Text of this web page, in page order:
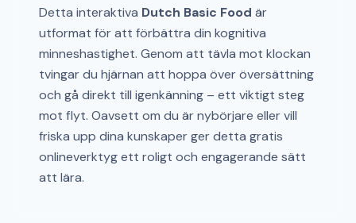
Detta interaktiva Dutch Basic Food är
utformat för att förbättra din kognitiva
minneshastighet. Genom att tävla mot klockan
tvingar du hjärnan att hoppa över översättning
och gå direkt till igenkänning – ett viktigt steg
mot flyt. Oavsett om du är nybörjare eller vill
friska upp dina kunskaper ger detta gratis
onlineverktyg ett roligt och engagerande sätt
att lära.